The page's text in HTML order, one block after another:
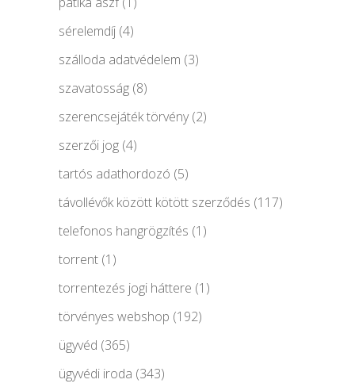
sérelemdíj (4)
szálloda adatvédelem (3)
szavatosság (8)
szerencsejáték törvény(2)
szerzői jog (4)
tartós adathordozó (5)
távollévők között kötött szerződés (117)
telefonos hangrögzítés (1)
torrent (1)
torrentezés jogi háttere (1)
törvényes webshop (192)
ügyvéd (365)
ügyvédi iroda (343)